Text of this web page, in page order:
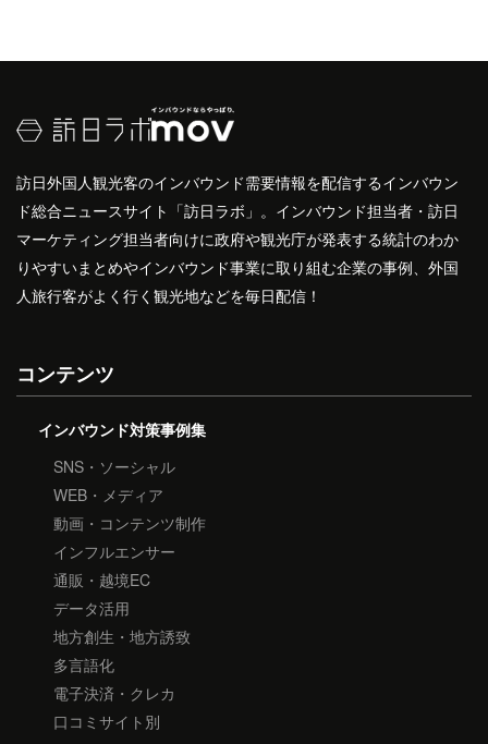
訪日外国人観光客のインバウンド需要情報を配信するインバウン
ド総合ニュースサイト「訪日ラボ」。インバウンド担当者・訪日
マーケティング担当者向けに政府や観光庁が発表する統計のわか
りやすいまとめやインバウンド事業に取り組む企業の事例、外国
人旅行客がよく行く観光地などを毎日配信！
コンテンツ
インバウンド対策事例集
SNS・ソーシャル
WEB・メディア
動画・コンテンツ制作
インフルエンサー
通販・越境EC
データ活用
地方創生・地方誘致
多言語化
電子決済・クレカ
口コミサイト別